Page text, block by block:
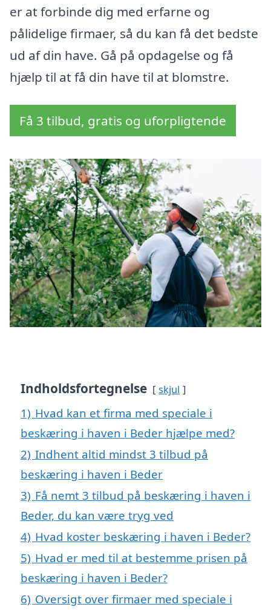
er at forbinde dig med erfarne og
pålidelige firmaer, så du kan få det bedste
ud af din have. Gå på opdagelse og få
hjælp til at få din have til at blomstre.
Få 3 tilbud, gratis og uforpligtende
Indholdsfortegnelse skjul
1) Hvad kan et firma med speciale i
beskæring i haven i Beder hjælpe med?
2) Indhent altid mindst 3 tilbud på
beskæring i haven i Beder
3) Få nemt 3 tilbud på beskæring i haven i
Beder, du kan være tryg ved
4) Hvad koster beskæring i haven i Beder?
5) Hvad er med til at bestemme prisen på
beskæring i haven i Beder?
6) Oversigt over firmaer med speciale i